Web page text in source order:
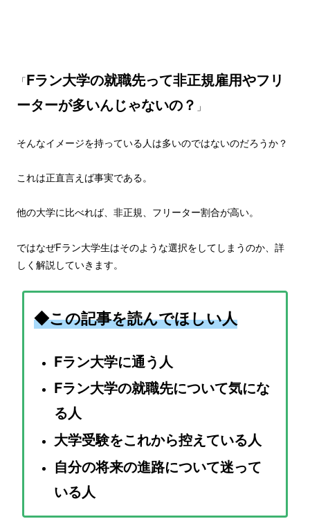
「Fラン大学の就職先って非正規雇用やフリ
ーターが多いんじゃないの？ 」
そんなイメージを持っている人は多いのではないのだろうか？
これは正直言えば事実である。
他の大学に比べれば、非正規、フリーター割合が高い。
ではなぜFラン大学生はそのような選択をしてしまうのか、詳
しく解説していきます。
◆この記事を読んでほしい人
Fラン大学に通う人
Fラン大学の就職先について気にな
る人
大学受験をこれから控えている人
自分の将来の進路について迷って
いる人